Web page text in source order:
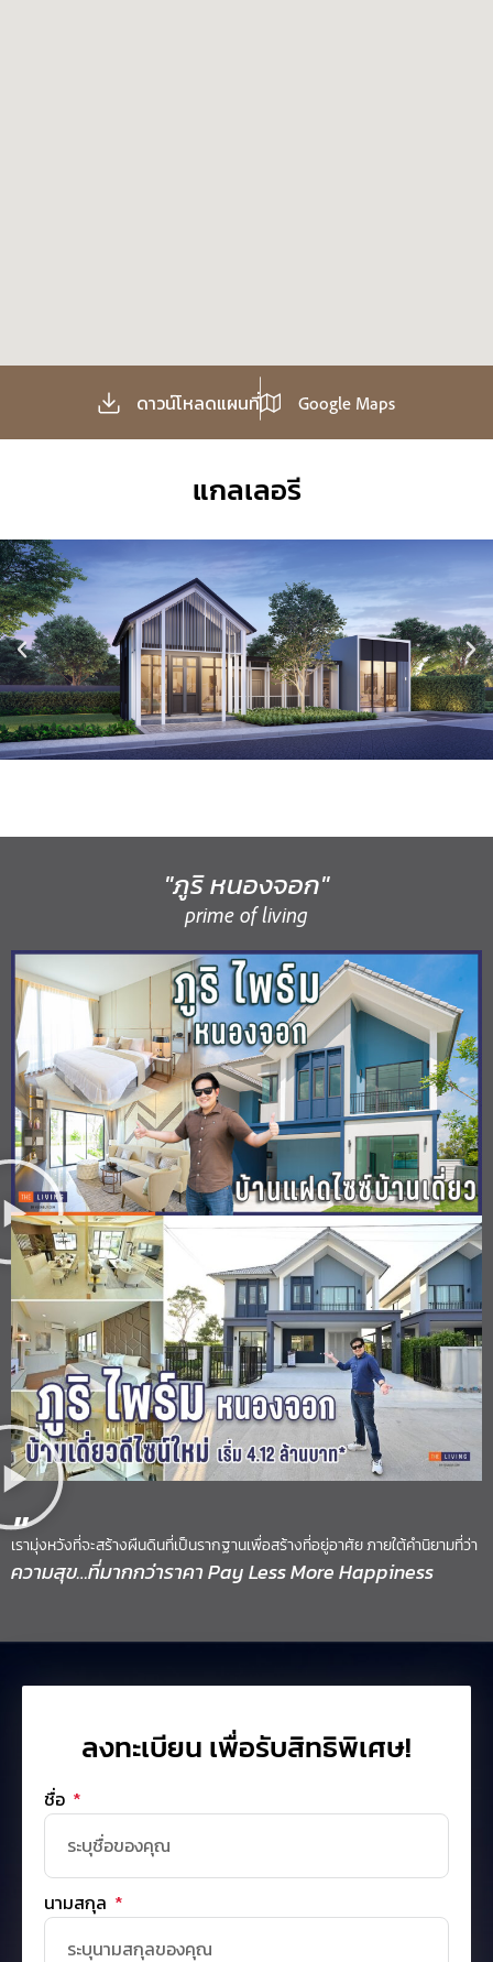
ดาวน์โหลดแผนที่ Google Maps
แกลเลอรี
"ภูริ หนองจอก"
prime of living
"
เรามุ่งหวังที่จะสร้างผืนดินที่เป็นรากฐานเพื่อสร้างที่อยู่อาศัย ภายใต้คำนิยามที่ว่า
ความสุข…ที่มากกว่าราคา Pay Less More Happiness
ลงทะเบียน เพื่อรับสิทธิพิเศษ!
ชื่อ
นามสกุล